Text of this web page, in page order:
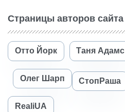
Страницы авторов сайта
Отто Йорк Таня Адамс
Олег Шарп СтопРаша
RealiUA